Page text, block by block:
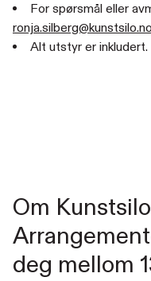
For spørsmål eller
ronja.silberg@kunstsilo.no
Alt utstyr er inkludert.
Om
deg mellom